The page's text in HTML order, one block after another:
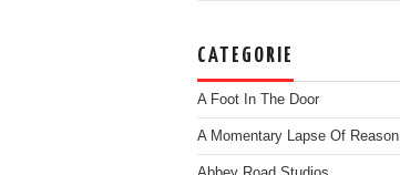
CATEGORIE
A Foot In The Door
A Momentary Lapse Of Reason